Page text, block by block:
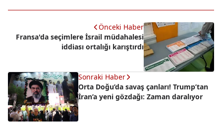
Önceki Haber
Fransa'da seçimlere İsrail müdahalesi
iddiası ortalığı karıştırdı
Sonraki Haber
Orta Doğu’da savaş çanları! Trump’tan
İran’a yeni gözdağı: Zaman daralıyor